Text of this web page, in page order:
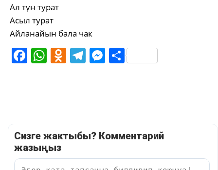
Ал түн турат
Асыл турат
Айланайын бала чак
Facebook
WhatsApp
Odnoklassniki
Telegram
Messenger
Share
Сизге жактыбы? Комментарий
жазыңыз